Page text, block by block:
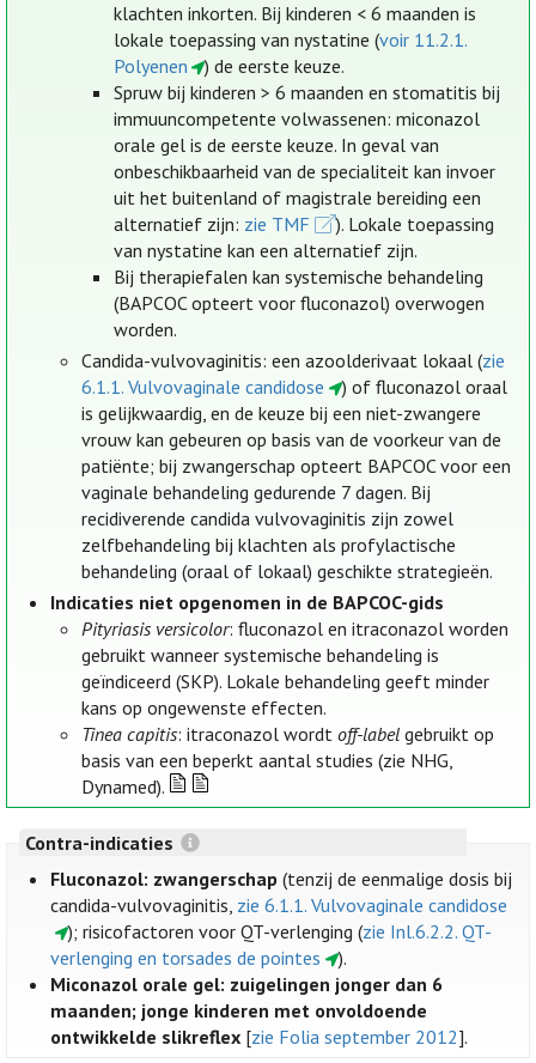
klachten inkorten. Bij kinderen < 6 maanden is
lokale toepassing van nystatine (voir 11.2.1.
Polyenen
) de eerste keuze.
Spruw bij kinderen > 6 maanden en stomatitis bij
immuuncompetente volwassenen: miconazol
orale gel is de eerste keuze. In geval van
onbeschikbaarheid van de specialiteit kan invoer
uit het buitenland of magistrale bereiding een
alternatief zijn: zie TMF
). Lokale toepassing
van nystatine kan een alternatief zijn.
Bij therapiefalen kan systemische behandeling
(BAPCOC opteert voor fluconazol) overwogen
worden.
Candida-vulvovaginitis: een azoolderivaat lokaal (zie
6.1.1. Vulvovaginale candidose
) of fluconazol oraal
is gelijkwaardig, en de keuze bij een niet-zwangere
vrouw kan gebeuren op basis van de voorkeur van de
patiënte; bij zwangerschap opteert BAPCOC voor een
vaginale behandeling gedurende 7 dagen. Bij
recidiverende candida vulvovaginitis zijn zowel
zelfbehandeling bij klachten als profylactische
behandeling (oraal of lokaal) geschikte strategieën.
Indicaties niet opgenomen in de BAPCOC-gids
Pityriasis versicolor: fluconazol en itraconazol worden
gebruikt wanneer systemische behandeling is
geïndiceerd (SKP). Lokale behandeling geeft minder
kans op ongewenste effecten.
Tinea capitis: itraconazol wordtoff-label gebruikt op
basis van een beperkt aantal studies (zie NHG,
Dynamed).
Contra-indicaties
Fluconazol: zwangerschap (tenzij de eenmalige dosis bij
candida-vulvovaginitis, zie 6.1.1. Vulvovaginale candidose
); risicofactoren voor QT-verlenging (zie Inl.6.2.2. QT-
verlenging en torsades de pointes
).
Miconazol orale gel: zuigelingen jonger dan 6
maanden; jonge kinderen met onvoldoende
ontwikkelde slikreflex [zie Folia september 2012].